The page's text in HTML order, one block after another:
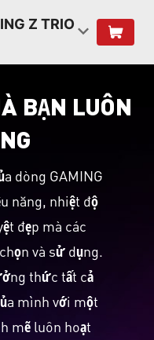
Z TRIO
BẠN LUÔN
dòng GAMING
năng, nhiệt độ
đẹp mà các
và sử dụng.
thức tất cả
mình với một
mẽ luôn hoạt